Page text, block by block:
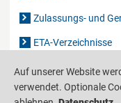
Zulassungs- und
ETA-Verzeichnisse
Gutachten-
Auf unserer Website
verwendet. Optionale